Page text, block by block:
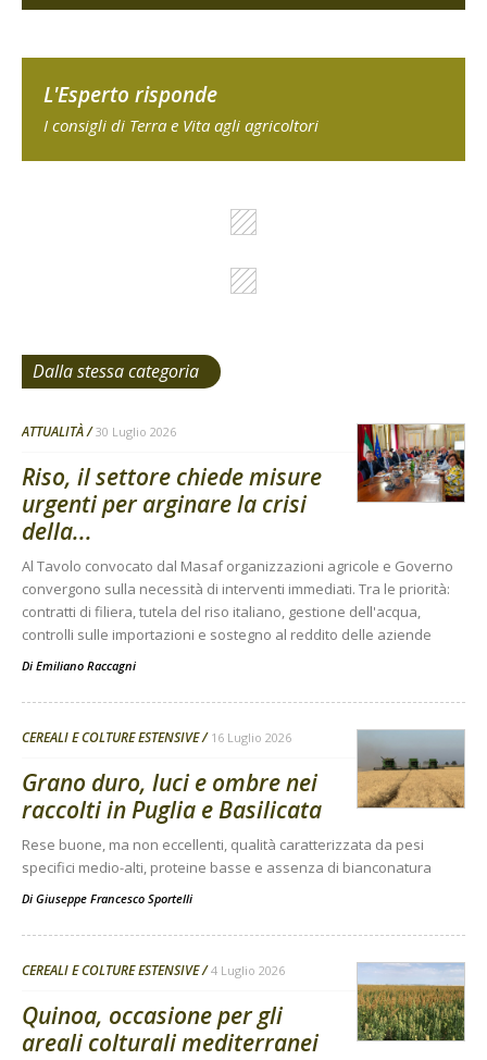
L'Esperto risponde
I consigli di Terra e Vita agli agricoltori
Dalla stessa categoria
ATTUALITÀ 30 Luglio 2026
Riso, il settore chiede misure
urgenti per arginare la crisi
della...
Al Tavolo convocato dal Masaf organizzazioni agricole e Governo
convergono sulla necessità di interventi immediati. Tra le priorità:
contratti di filiera, tutela del riso italiano, gestione dell'acqua,
controlli sulle importazioni e sostegno al reddito delle aziende
Di Emiliano Raccagni
CEREALI E COLTURE ESTENSIVE 16 Luglio 2026
Grano duro, luci e ombre nei
raccolti in Puglia e Basilicata
Rese buone, ma non eccellenti, qualità caratterizzata da pesi
specifici medio-alti, proteine basse e assenza di bianconatura
Di Giuseppe Francesco Sportelli
CEREALI E COLTURE ESTENSIVE 4 Luglio 2026
Quinoa, occasione per gli
areali colturali mediterranei